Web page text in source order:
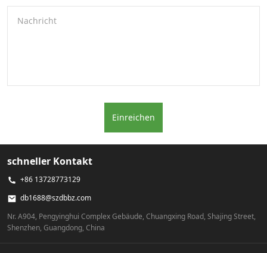
Nachricht
Einreichen
schneller Kontakt
+86 13728773129
db1688@szdbbz.com
Nr. A904, Pengyinghui Complex Gebäude, Chuangxing Road, Shajing Street,
Shenzhen, Guangdong, China